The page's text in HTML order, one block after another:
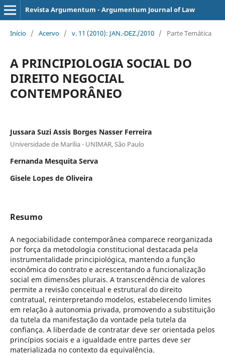
Revista Argumentum - Argumentum Journal of Law
Início / Acervo / v. 11 (2010): JAN.-DEZ./2010 / Parte Temática
A PRINCIPIOLOGIA SOCIAL DO
DIREITO NEGOCIAL
CONTEMPORÂNEO
Jussara Suzi Assis Borges Nasser Ferreira
Universidade de Marília - UNIMAR, São Paulo
Fernanda Mesquita Serva
Gisele Lopes de Oliveira
Resumo
A negociabilidade contemporânea comparece reorganizada
por força da metodologia constitucional destacada pela
instrumentalidade principiológica, mantendo a função
econômica do contrato e acrescentando a funcionalização
social em dimensões plurais. A transcendência de valores
permite a revisão conceitual e estrutural do direito
contratual, reinterpretando modelos, estabelecendo limites
em relação à autonomia privada, promovendo a substituição
da tutela da manifestação da vontade pela tutela da
confiança. A liberdade de contratar deve ser orientada pelos
princípios sociais e a igualdade entre partes deve ser
materializada no contexto da equivalência.